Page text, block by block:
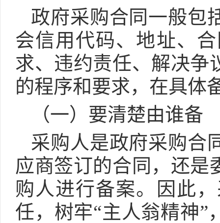
政府采购合同一般包
会信用代码、地址、
求、违约责任、解决争
的程序和要求，在具体
（一）要清楚由谁备
采购人是政府采购合
应商签订的合同，还是
购人进行备案。因此
任，树牢“主人翁精神”